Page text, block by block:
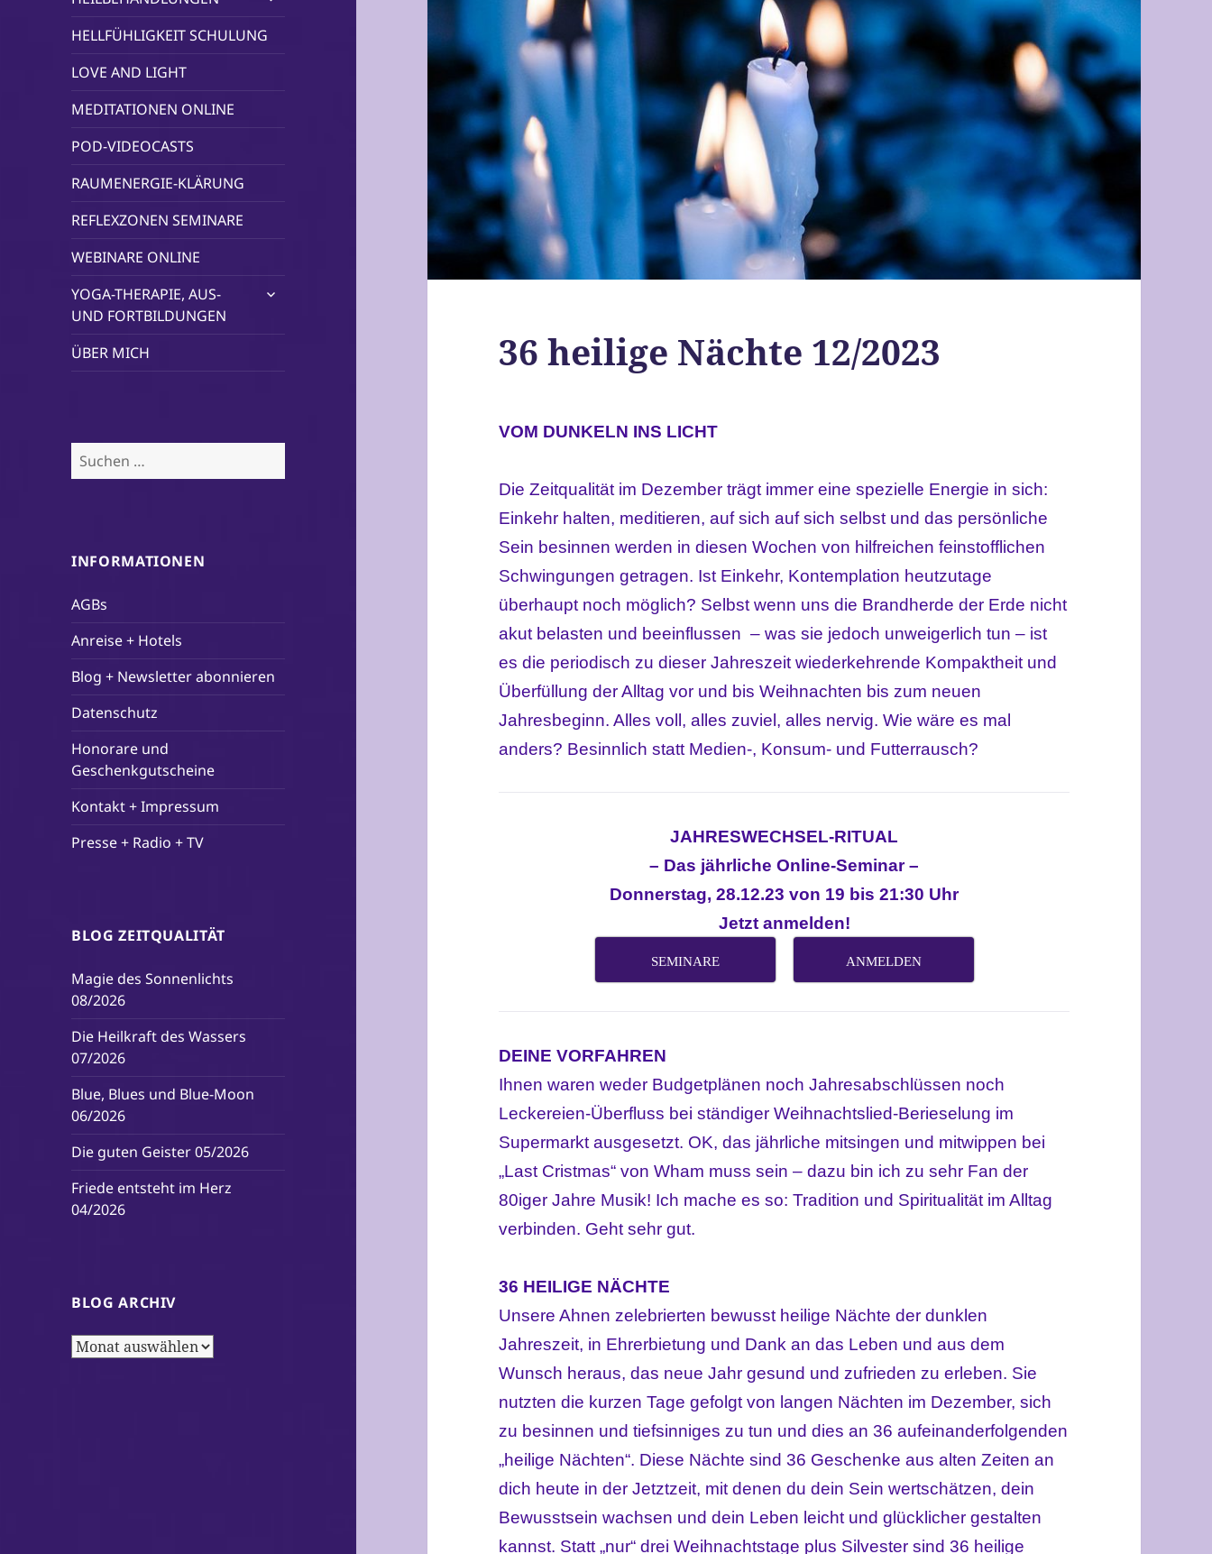
öffnen
HELLFÜHLIGKEIT SCHULUNG
LOVE AND LIGHT
MEDITATIONEN ONLINE
POD-VIDEOCASTS
RAUMENERGIE-KLÄRUNG
REFLEXZONEN SEMINARE
WEBINARE ONLINE
YOGA-THERAPIE, AUS-
UND FORTBILDUNGEN
untermenü
ÜBER MICH
Suchen
nach:
INFORMATIONEN
AGBs
Anreise + Hotels
Blog + Newsletter abonnieren
Datenschutz
Honorare und
Geschenkgutscheine
Kontakt + Impressum
Presse + Radio + TV
BLOG ZEITQUALITÄT
Magie des Sonnenlichts
08/2026
Die Heilkraft des Wassers
07/2026
Blue, Blues und Blue-Moon
06/2026
Die guten Geister 05/2026
Friede entsteht im Herz
04/2026
BLOG ARCHIV
Blog
36 heilige Nächte 12/2023
VOM DUNKELN INS LICHT
Die Zeitqualität im Dezember trägt immer eine spezielle Energie in sich:
Einkehr halten, meditieren, auf sich auf sich selbst und das persönliche
Sein besinnen werden in diesen Wochen von hilfreichen feinstofflichen
Schwingungen getragen. Ist Einkehr, Kontemplation heutzutage
überhaupt noch möglich? Selbst wenn uns die Brandherde der Erde nicht
akut belasten und beeinflussen – was sie jedoch unweigerlich tun – ist
es die periodisch zu dieser Jahreszeit wiederkehrende Kompaktheit und
Überfüllung der Alltag vor und bis Weihnachten bis zum neuen
Jahresbeginn. Alles voll, alles zuviel, alles nervig. Wie wäre es mal
anders? Besinnlich statt Medien-, Konsum- und Futterrausch?
JAHRESWECHSEL-RITUAL
– Das jährliche Online-Seminar –
Donnerstag, 28.12.23 von 19 bis 21:30 Uhr
Jetzt anmelden!
SEMINARE ANMELDEN
DEINE VORFAHREN
Ihnen waren weder Budgetplänen noch Jahresabschlüssen noch
Leckereien-Überfluss bei ständiger Weihnachtslied-Berieselung im
Supermarkt ausgesetzt. OK, das jährliche mitsingen und mitwippen bei
„Last Cristmas“ von Wham muss sein – dazu bin ich zu sehr Fan der
80iger Jahre Musik! Ich mache es so: Tradition und Spiritualität im Alltag
verbinden. Geht sehr gut.
36 HEILIGE NÄCHTE
Unsere Ahnen zelebrierten bewusst heilige Nächte der dunklen
Jahreszeit, in Ehrerbietung und Dank an das Leben und aus dem
Wunsch heraus, das neue Jahr gesund und zufrieden zu erleben. Sie
nutzten die kurzen Tage gefolgt von langen Nächten im Dezember, sich
zu besinnen und tiefsinniges zu tun und dies an 36 aufeinanderfolgenden
„heilige Nächten“. Diese Nächte sind 36 Geschenke aus alten Zeiten an
dich heute in der Jetztzeit, mit denen du dein Sein wertschätzen, dein
Bewusstsein wachsen und dein Leben leicht und glücklicher gestalten
kannst. Statt „nur“ drei Weihnachtstage plus Silvester sind 36 heilige